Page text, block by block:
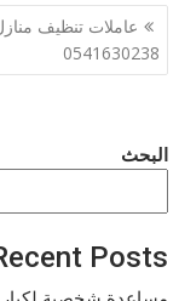
تصفّح
المقالات
عاملات تنظيف
0541630238
البحث
Posts